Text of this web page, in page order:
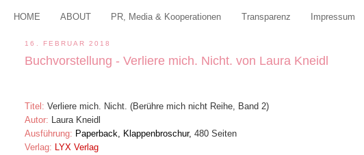
HOME ABOUT PR, Media & Kooperationen Transparenz Impressum
16. FEBRUAR 2018
Buchvorstellung - Verliere mich. Nicht. von Laura Kneidl
Titel: Verliere mich. Nicht. (Berühre mich nicht Reihe, Band 2)
Autor: Laura Kneidl
Ausführung: Paperback, Klappenbroschur, 480 Seiten
Verlag: LYX Verlag